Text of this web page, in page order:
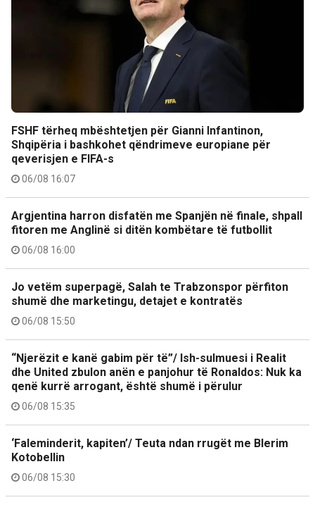
FSHF tërheq mbështetjen për Gianni Infantinon,
Shqipëria i bashkohet qëndrimeve europiane për
qeverisjen e FIFA-s
06/08 16:07
Argjentina harron disfatën me Spanjën në finale, shpall
fitoren me Anglinë si ditën kombëtare të futbollit
06/08 16:00
Jo vetëm superpagë, Salah te Trabzonspor përfiton
shumë dhe marketingu, detajet e kontratës
06/08 15:50
“Njerëzit e kanë gabim për të”/ Ish-sulmuesi i Realit
dhe United zbulon anën e panjohur të Ronaldos: Nuk ka
qenë kurrë arrogant, është shumë i përulur
06/08 15:35
‘Faleminderit, kapiten’/ Teuta ndan rrugët me Blerim
Kotobellin
06/08 15:30